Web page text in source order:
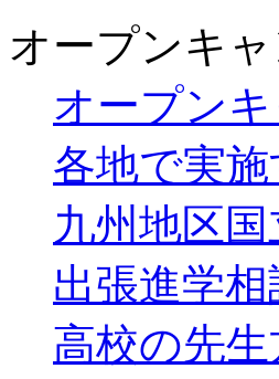
オープンキ
オープン
各地で実
九州地区
出張進学
高校の先